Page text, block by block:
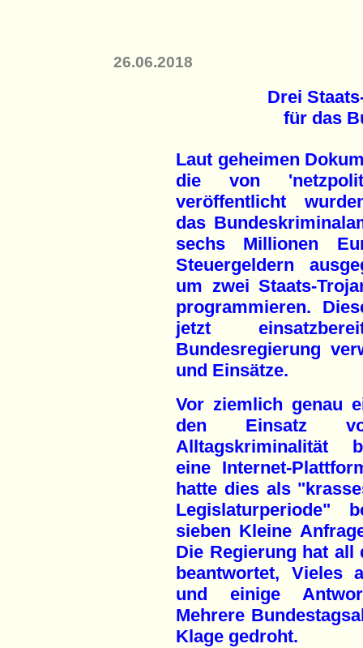
26.06.2018
Drei
für das
Laut geheimen
die von
veröffentlicht
das
sechs Millionen
Steuergeldern
um zwei Staats-
programmieren.
jetzt
Bundesregierung
und Einsätze.
Vor ziemlich genau
den Einsatz
Alltagskriminalität
eine Internet-
hatte dies als
Legislaturperiode"
sieben Kleine
Die Regierung hat
beantwortet, Vieles
und einige
Mehrere
Klage gedroht.